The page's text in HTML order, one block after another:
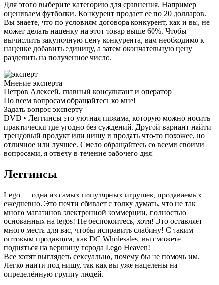
Для этого выберите категорию для сравнения. Например,
оцениваем футболки. Конкурент продает ее по 20 долларов.
Вы знаете, что по условиям договора конкурент, как и вы, не
может делать наценку на этот товар выше 60%. Чтобы
вычислить закупочную цену конкурента, вам необходимо к
наценке добавить единицу, а затем окончательную цену
разделить на полученное число.
Мнение эксперта
Петров Алексей, главный консультант и оператор
По всем вопросам обращайтесь ко мне!
Задать вопрос эксперту
DVD • Леггинсы это уютная пижама, которую можно носить
практически где угодно без суждений. Другой вариант найти
трендовый продукт или нишу и продать что-то похожее, но
отличное или лучшее. Смело обращайтесь со всеми своими
вопросами, я отвечу в течение рабочего дня!
Леггинсы
Lego — одна из самых популярных игрушек, продаваемых
ежедневно. Это почти сбивает с толку думать, что не так
много магазинов электронной коммерции, полностью
основанных на legos! Не беспокойтесь, хотя! Это оставляет
много места для вас, чтобы исправить слабину! С таким
оптовым продавцом, как DC Wholesales, вы сможете
подняться на вершину города Lego Heaven!
Все хотят выглядеть сексуально, почему бы не помочь им.
Легко найти под нишу, так как вы уже нацелены на
определённую группу людей.